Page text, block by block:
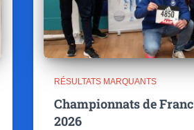
RÉSULTATS MARQUANTS
Championnats de
2026